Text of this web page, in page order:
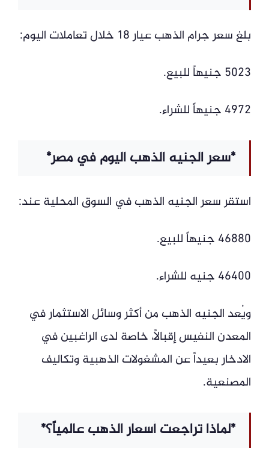
بلغ سعر جرام الذهب عيار 18 خلال تعاملات اليوم:
5023 جنيهاً للبيع.
4972 جنيهاً للشراء.
*سعر الجنيه الذهب اليوم في مصر*
استقر سعر الجنيه الذهب في السوق المحلية عند:
46880 جنيهاً للبيع.
46400 جنيه للشراء.
ويُعد الجنيه الذهب من أكثر وسائل الاستثمار في
المعدن النفيس إقبالاً، خاصة لدى الراغبين في
الادخار بعيداً عن المشغولات الذهبية وتكاليف
المصنعية.
*لماذا تراجعت أسعار الذهب عالمياً؟*